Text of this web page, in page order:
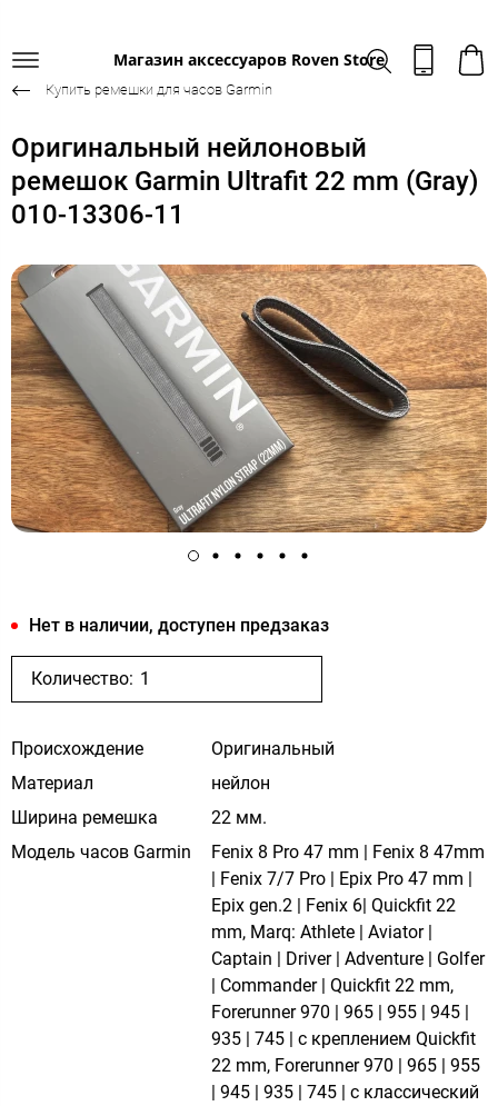
Магазин аксессуаров Roven Store
Купить ремешки для часов Garmin
Оригинальный нейлоновый
ремешок Garmin Ultrafit 22 mm (Gray)
010-13306-11
Нет в наличии, доступен предзаказ
Количество:
Происхождение
Оригинальный
Материал
нейлон
Ширина ремешка
22 мм.
Модель часов Garmin
Fenix 8 Pro 47 mm | Fenix 8 47mm
| Fenix 7/7 Pro | Epix Pro 47 mm |
Epix gen.2 | Fenix 6| Quickfit 22
mm, Marq: Athlete | Aviator |
Captain | Driver | Adventure | Golfer
| Commander | Quickfit 22 mm,
Forerunner 970 | 965 | 955 | 945 |
935 | 745 | с креплением Quickfit
22 mm, Forerunner 970 | 965 | 955
| 945 | 935 | 745 | с классический